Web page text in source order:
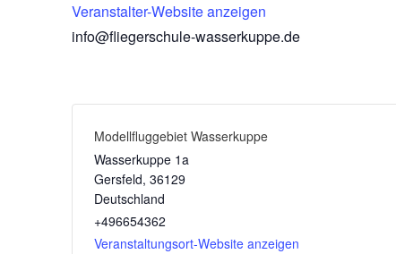
Veranstalter-Website anzeigen
info@fliegerschule-wasserkuppe.de
Modellfluggebiet Wasserkuppe
Wasserkuppe 1a
Gersfeld, 36129
Deutschland
+496654362
Veranstaltungsort-Website anzeigen